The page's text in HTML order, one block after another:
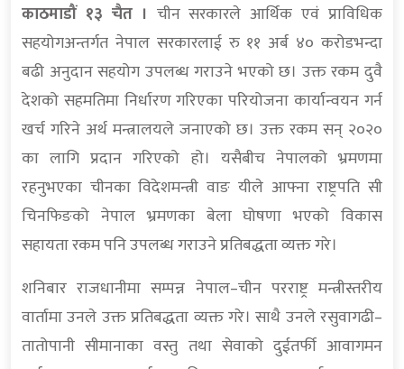
काठमाडौं १३ चैत । चीन सरकारले आर्थिक एवं प्राविधिक
सहयोगअन्तर्गत नेपाल सरकारलाई रु ११ अर्ब ४० करोडभन्दा
बढी अनुदान सहयोग उपलब्ध गराउने भएको छ। उक्त रकम दुवै
देशको सहमतिमा निर्धारण गरिएका परियोजना कार्यान्वयन गर्न
खर्च गरिने अर्थ मन्त्रालयले जनाएको छ। उक्त रकम सन् २०२०
का लागि प्रदान गरिएको हो। यसैबीच नेपालको भ्रमणमा
रहनुभएका चीनका विदेशमन्त्री वाङ यीले आफ्ना राष्ट्रपति सी
चिनफिङको नेपाल भ्रमणका बेला घोषणा भएको विकास
सहायता रकम पनि उपलब्ध गराउने प्रतिबद्धता व्यक्त गरे।
शनिबार राजधानीमा सम्पन्न नेपाल–चीन परराष्ट्र मन्त्रीस्तरीय
वार्तामा उनले उक्त प्रतिबद्धता व्यक्त गरे। साथै उनले रसुवागढी–
तातोपानी सीमानाका वस्तु तथा सेवाको दुईतर्फी आवागमन